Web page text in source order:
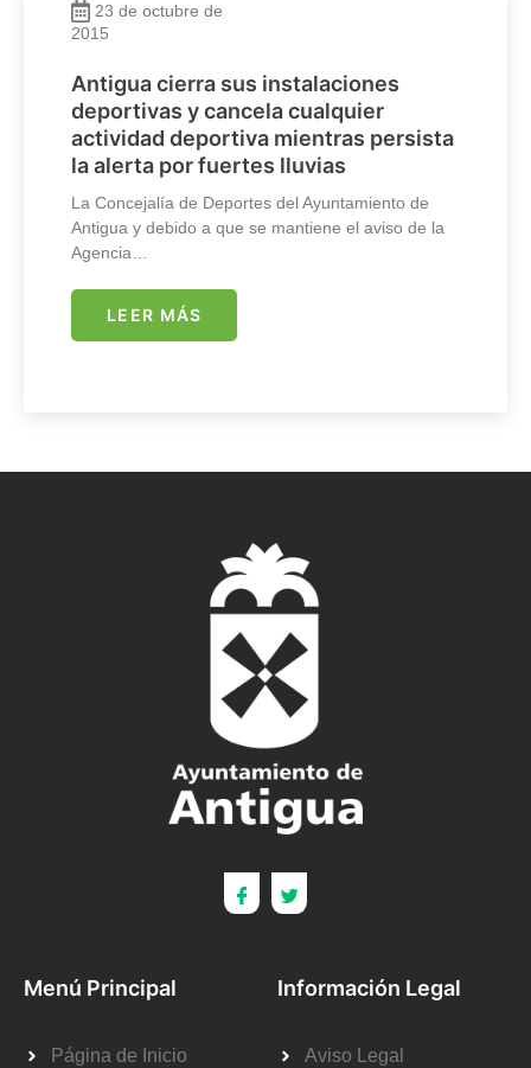
23 de octubre de
2015
Antigua cierra sus instalaciones
deportivas y cancela cualquier
actividad deportiva mientras persista
la alerta por fuertes lluvias
La Concejalía de Deportes del Ayuntamiento de
Antigua y debido a que se mantiene el aviso de la
Agencia…
LEER MÁS
Menú Principal
Página de Inicio
Información Legal
Aviso Legal